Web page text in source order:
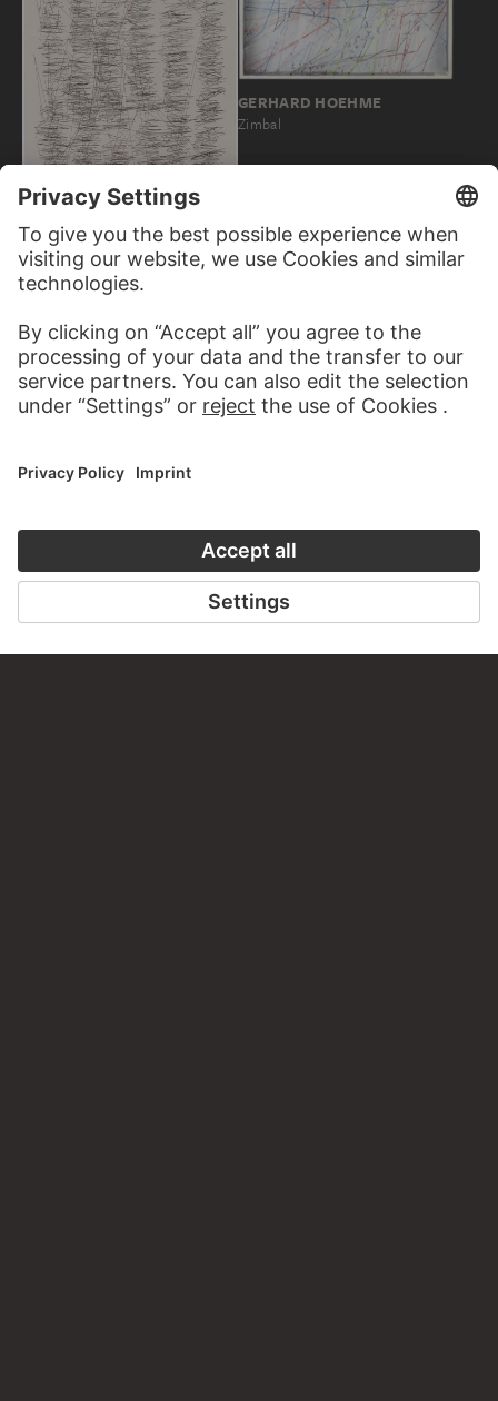
JOCHEM HENDRICKS
Zeitung
GERHARD HOEHME
Zimbal